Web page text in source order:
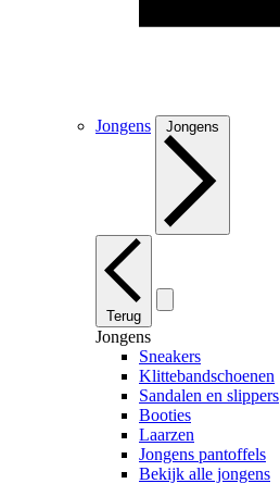
Jongens Jongens
Terug
Jongens
Sneakers
Klittebandschoenen
Sandalen en slippers
Booties
Laarzen
Jongens pantoffels
Bekijk alle jongens